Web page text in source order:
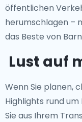
öffentlichen
herumschlagen –
das Beste von
Lust auf
Wenn Sie planen,
Highlights rund
Sie aus Ihrem